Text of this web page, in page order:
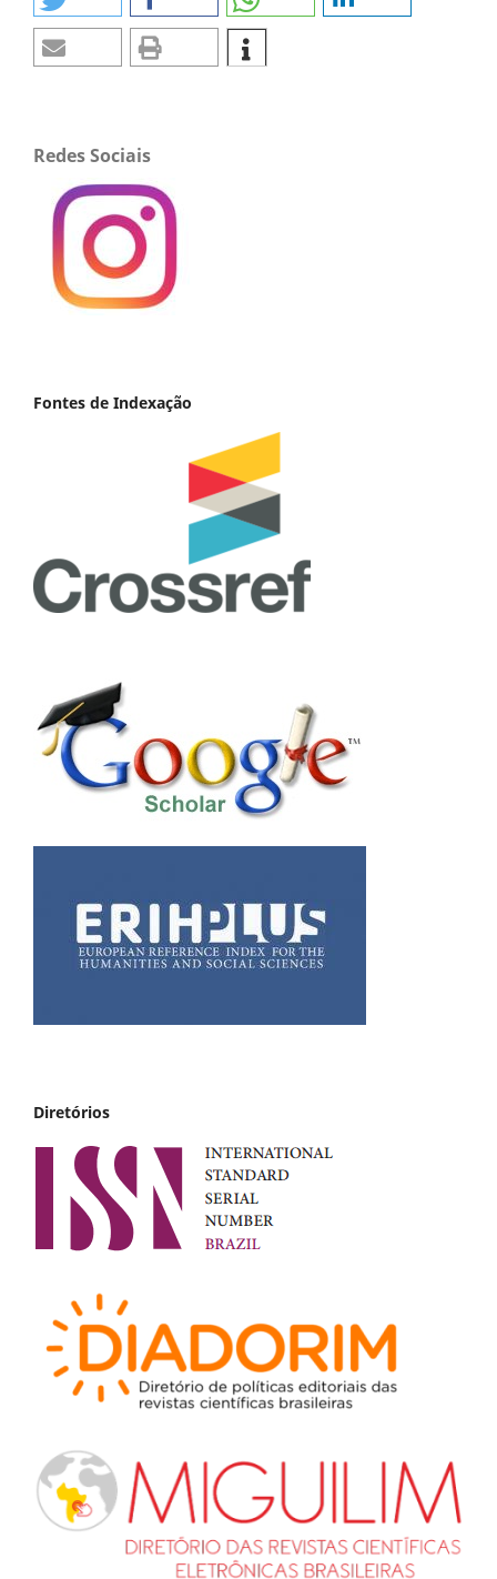
Redes Sociais
Fontes de Indexação
Diretórios